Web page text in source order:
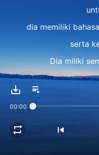
dia memiliki
serta
Dia miliki
'tuk
dan memahami
dan karena
00:00